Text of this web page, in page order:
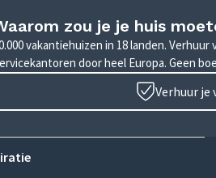
zou je je huis
vakantiehuizen in 18 landen. Verhuur
door heel Europa. Geen
Verhuur je